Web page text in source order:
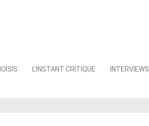
L’INSTANT CRITIQUE INTERVIEWS